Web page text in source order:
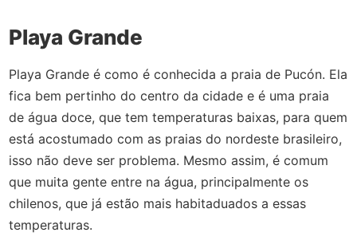
Playa Grande
Playa Grande é como é conhecida a praia de Pucón. Ela
fica bem pertinho do centro da cidade e é uma praia
de água doce, que tem temperaturas baixas, para quem
está acostumado com as praias do nordeste brasileiro,
isso não deve ser problema. Mesmo assim, é comum
que muita gente entre na água, principalmente os
chilenos, que já estão mais habitaduados a essas
temperaturas.